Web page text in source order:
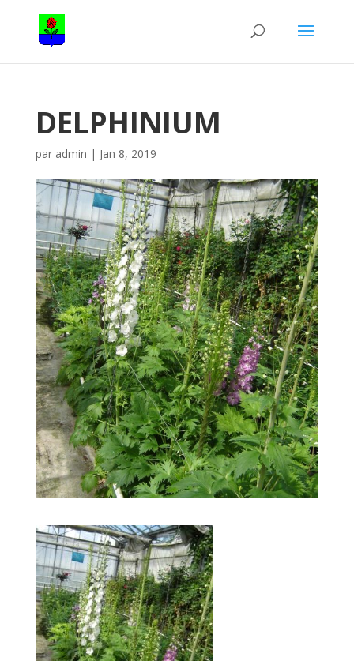
DELPHINIUM
par admin | Jan 8, 2019